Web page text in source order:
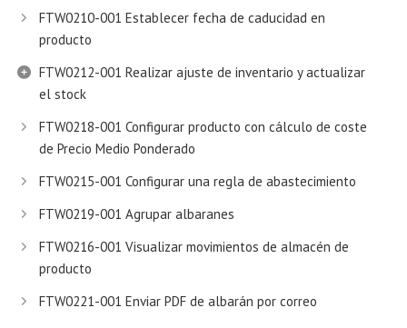
FTW0210-001 Establecer fecha de caducidad en
producto
FTW0212-001 Realizar ajuste de inventario y actualizar
el stock
FTW0218-001 Configurar producto con cálculo de coste
de Precio Medio Ponderado
FTW0215-001 Configurar una regla de abastecimiento
FTW0219-001 Agrupar albaranes
FTW0216-001 Visualizar movimientos de almacén de
producto
FTW0221-001 Enviar PDF de albarán por correo